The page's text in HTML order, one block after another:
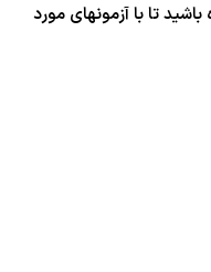
تا با آزمونهای مورد